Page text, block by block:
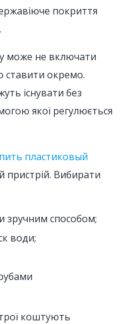
покриття
може не включати
ставити окремо.
існувати без
якої регулюється
пластиковый
пристрій. Вибирати
зручним способом;
води;
коштують